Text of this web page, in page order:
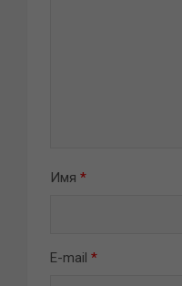
Имя *
E-mail *